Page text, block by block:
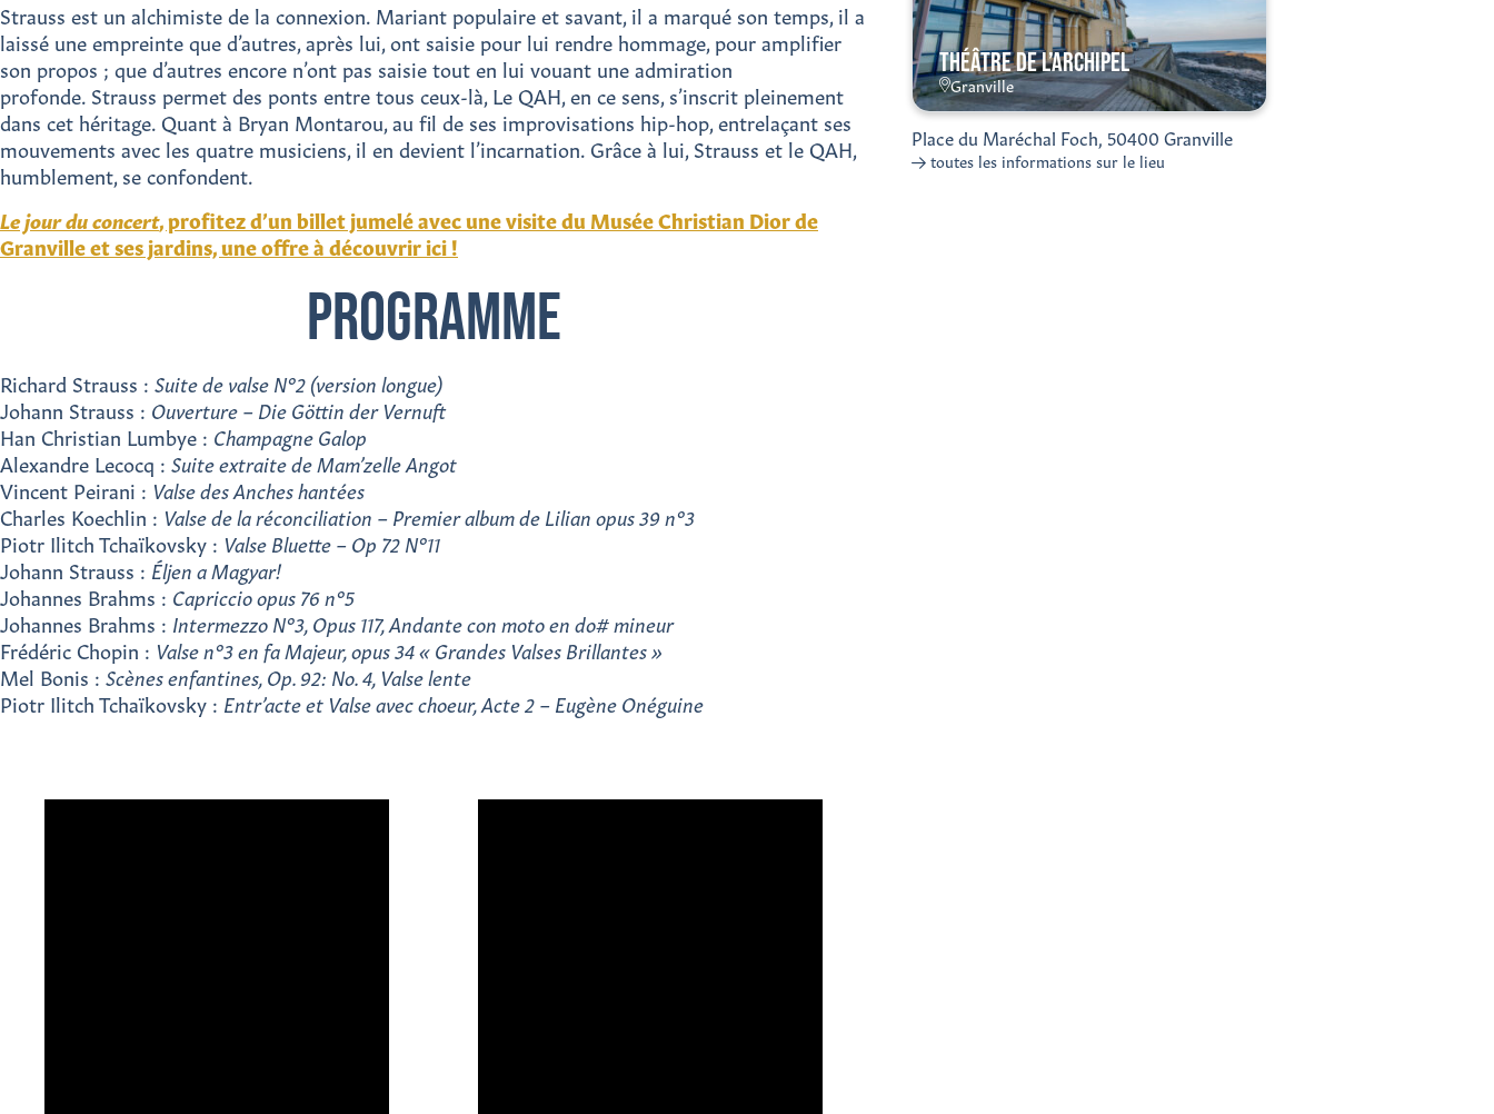
Strauss est un alchimiste de la connexion. Mariant populaire et savant, il a marqué son temps, il a
laissé une empreinte que d’autres, après lui, ont saisie pour lui rendre hommage, pour amplifier
son propos ; que d’autres encore n’ont pas saisie tout en lui vouant une admiration
profonde. Strauss permet des ponts entre tous ceux-là, Le QAH, en ce sens, s’inscrit pleinement
dans cet héritage. Quant à Bryan Montarou, au fil de ses improvisations hip-hop, entrelaçant ses
mouvements avec les quatre musiciens, il en devient l’incarnation. Grâce à lui, Strauss et le QAH,
humblement, se confondent.
Le jour du concert, profitez d’un billet jumelé avec une visite du Musée Christian Dior de
Granville et ses jardins, une offre à découvrir ici !
PROGRAMME
Richard Strauss : Suite de valse N°2 (version longue)
Johann Strauss : Ouverture – Die Göttin der Vernuft
Han Christian Lumbye : Champagne Galop
Alexandre Lecocq : Suite extraite de Mam’zelle Angot
Vincent Peirani : Valse des Anches hantées
Charles Koechlin : Valse de la réconciliation – Premier album de Lilian opus 39 n°3
Piotr Ilitch Tchaïkovsky : Valse Bluette – Op 72 N°11
Johann Strauss : Éljen a Magyar!
Johannes Brahms : Capriccio opus 76 n°5
Johannes Brahms : Intermezzo N°3, Opus 117, Andante con moto en do# mineur
Frédéric Chopin : Valse n°3 en fa Majeur, opus 34 « Grandes Valses Brillantes »
Mel Bonis : Scènes enfantines, Op. 92: No. 4, Valse lente
Piotr Ilitch Tchaïkovsky : Entr’acte et Valse avec choeur, Acte 2 – Eugène Onéguine
THÉÂTRE DE L’ARCHIPEL
Granville
Place du Maréchal Foch, 50400 Granville
toutes les informations sur le lieu